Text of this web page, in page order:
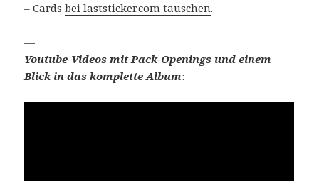
– Cardsbei laststicker.com tauschen.
—
Youtube-Videos mit Pack-Openings und einem
Blick in das komplette Album: